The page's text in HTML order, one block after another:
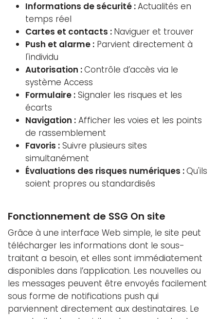
Informations de sécurité :Actualités en
temps réel
Cartes et contacts : Naviguer et trouver
Push et alarme : Parvient directement à
l'individu
Autorisation :Contrôle d’accès via le
système Access
Formulaire : Signaler les risques et les
écarts
Navigation : Afficher les voies et les points
de rassemblement
Favoris : Suivre plusieurs sites
simultanément
Évaluations des risques numériques :Qu'ils
soient propres ou standardisés
Fonctionnement de SSG On site
Grâce à une interface Web simple, le site peut
télécharger les informations dont le sous-
traitant a besoin, et elles sont immédiatement
disponibles dans l’application. Les nouvelles ou
les messages peuvent être envoyés facilement
sous forme de notifications push qui
parviennent directement aux destinataires. Le